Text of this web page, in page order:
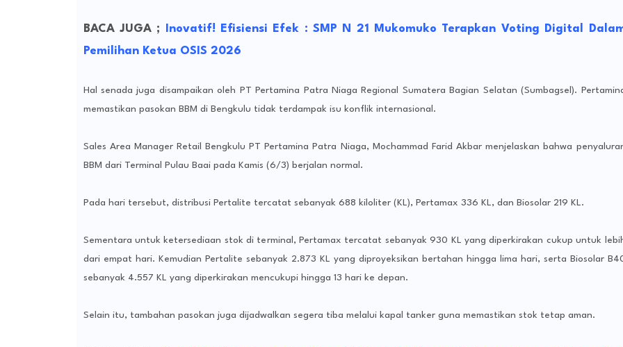
BACA JUGA ;
Inovatif! Efisiensi Efek : SMP N 21 Mukomuko Terapkan Voting Digital
Pemilihan Ketua OSIS 2026
Hal senada juga disampaikan oleh PT Pertamina Patra Niaga Regional Sumatera Bagian Selatan (Sumbagsel).
memastikan pasokan BBM di Bengkulu tidak terdampak isu konflik internasional.
Sales Area Manager Retail Bengkulu PT Pertamina Patra Niaga, Mochammad Farid Akbar menjelaskan bahwa
BBM dari Terminal Pulau Baai pada Kamis (6/3) berjalan normal.
Pada hari tersebut, distribusi Pertalite tercatat sebanyak 688 kiloliter (KL), Pertamax 336 KL, dan Biosolar 219 KL.
Sementara untuk ketersediaan stok di terminal, Pertamax tercatat sebanyak 930 KL yang diperkirakan cukup untuk
dari empat hari. Kemudian Pertalite sebanyak 2.873 KL yang diproyeksikan bertahan hingga lima hari, serta Biosolar
sebanyak 4.557 KL yang diperkirakan mencukupi hingga 13 hari ke depan.
Selain itu, tambahan pasokan juga dijadwalkan segera tiba melalui kapal tanker guna memastikan stok tetap aman.